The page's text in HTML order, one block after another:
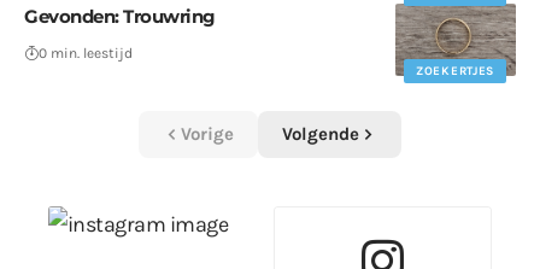
ZOEKERTJES
Gevonden: Trouwring
0 min. leestijd
Vorige Volgende